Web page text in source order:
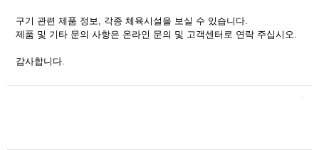
구기 관련 제품 정보, 각종 체육시설을 보실 수 있습니다.
제품 및 기타 문의 사항은 온라인 문의 및 고객센터로 연락 주십시오.
감사합니다.